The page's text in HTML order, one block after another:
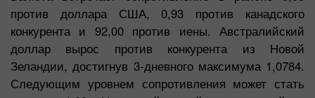
против доллара США, 0,93 против канадского
конкурента и 92,00 против иены. Австралийский
доллар вырос против конкурента из Новой
Зеландии, достигнув 3-дневного максимума 1,0784.
Следующим уровнем сопротивления может стать